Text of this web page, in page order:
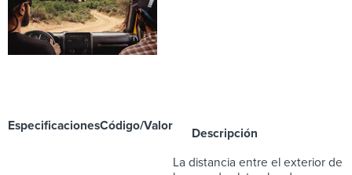
EspecificacionesCódigo/Valor
Descripción
La distancia entre el exterior de